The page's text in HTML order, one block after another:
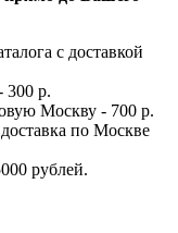
с доставкой
300 р.
Москву - 700 р.
по Москве
рублей.